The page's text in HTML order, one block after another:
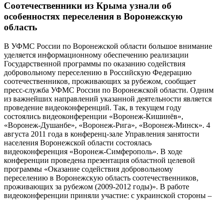
Соотечественники из Крыма узнали об
особенностях переселения в Воронежскую
область
В УФМС России по Воронежской области большое внимание
уделяется информационному обеспечению реализации
Государственной программы по оказанию содействия
добровольному переселению в Российскую Федерацию
соотечественников, проживающих за рубежом, сообщает
пресс-служба УФМС России по Воронежской области. Одним
из важнейших направлений указанной деятельности является
проведение видеоконференций. Так, в текущем году
состоялись видеоконференции «Воронеж-Кишинёв»,
«Воронеж-Душанбе», «Воронеж-Рига», «Воронеж-Минск». 4
августа 2011 года в конференц-зале Управления занятости
населения Воронежской области состоялась
видеоконференция «Воронеж-Симферополь». В ходе
конференции проведена презентация областной целевой
программы «Оказание содействия добровольному
переселению в Воронежскую область соотечественников,
проживающих за рубежом (2009-2012 годы)». В работе
видеоконференции приняли участие: с украинской стороны –